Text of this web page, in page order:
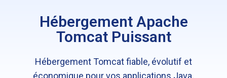
Hébergement Apache
Tomcat Puissant
Hébergement Tomcat fiable, évolutif et
économique pour vos applications Java.